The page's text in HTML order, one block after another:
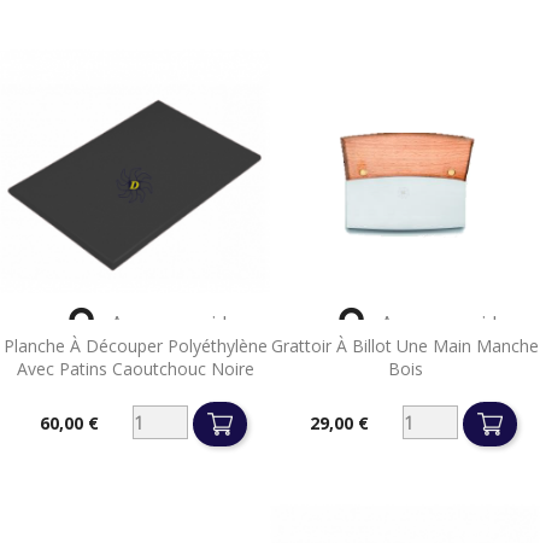
Planche À Découper Polyéthylène
Avec Patins Caoutchouc Noire
60,00 €
 Aperçu rapide
Grattoir À Billot Une Main Manche
Bois
29,00 €
 Aperçu rapide